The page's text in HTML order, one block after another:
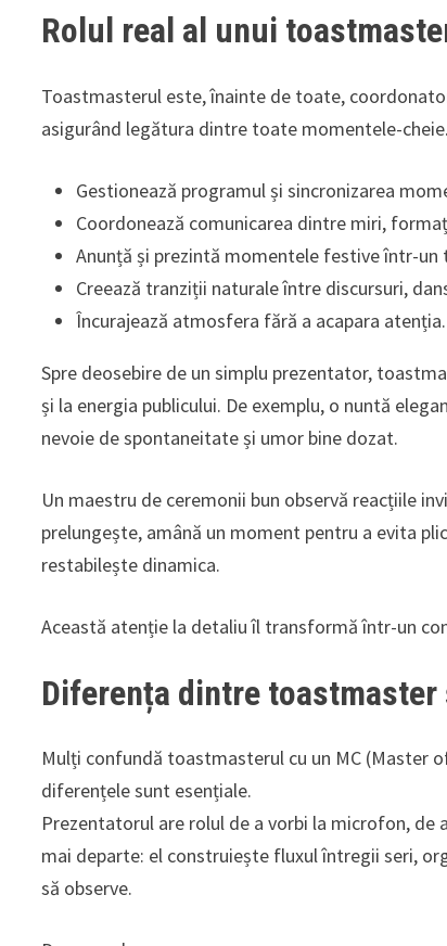
Rolul real al unui
Toastmasterul este, înainte de toate,
asigurând legătura dintre toate momentele-
Gestionează programul și sincronizarea
Coordonează comunicarea dintre miri,
Anunță și prezintă momentele festive într-
Creează tranziții naturale între discursuri,
Încurajează atmosfera fără a acapara atenția.
Spre deosebire de un simplu prezentator,
și la energia publicului. De exemplu, o nuntă
nevoie de spontaneitate și umor bine dozat.
Un maestru de ceremonii bun observă reacțiile
prelungește, amână un moment pentru a evita
restabilește dinamica.
Această atenție la detaliu îl transformă într-un
Diferența dintre
Mulți confundă toastmasterul cu un MC (Master
diferențele sunt esențiale.
Prezentatorul are rolul de a vorbi la microfon,
mai departe: el construiește fluxul întregii seri,
să observe.